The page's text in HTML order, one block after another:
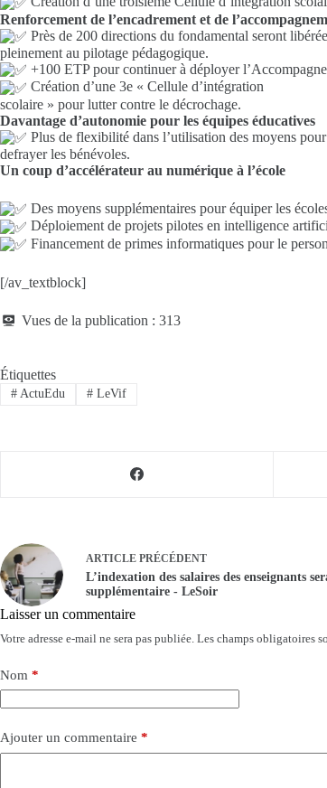
Renforcement de l’encadrement et de
Près de 200 directions du fondamental seront
pleinement au pilotage pédagogique.
+100 ETP pour continuer à déployer
Création d’une 3e « Cellule d’intégration
scolaire » pour lutter contre le décrochage.
Davantage d’autonomie pour les équipes éducatives
Plus de flexibilité dans l’utilisation des moyens
defrayer les bénévoles.
Un coup d’accélérateur au numérique à l’école
Des moyens supplémentaires pour équiper les
Déploiement de projets pilotes en intelligence
Financement de primes informatiques pour le
[/av_textblock]
Vues de la publication : 313
Étiquettes
#ActuEdu #LeVif
ARTICLE PRÉCÉDENT
L’indexation des salaires des enseignants
supplémentaire - LeSoir
Laisser un commentaire
Votre adresse e-mail ne sera pas publiée. Les champs obligatoires
Nom *
Ajouter un commentaire *